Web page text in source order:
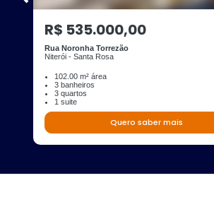
R$ 535.000,00
Rua Noronha Torrezão
Niterói - Santa Rosa
102.00 m² área
3 banheiros
3 quartos
1 suite
Quero saber mais